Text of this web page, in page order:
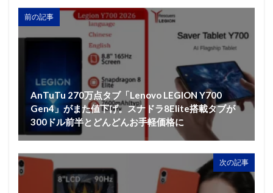
前の記事
AnTuTu 270万点タブ「Lenovo LEGION Y700
Gen4」がまた値下げ。スナドラ8Elite搭載タブが
300ドル前半とどんどんお手軽価格に
次の記事